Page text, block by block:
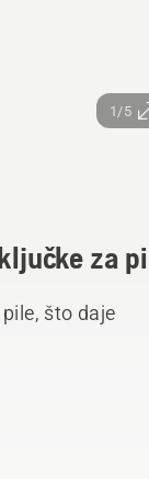
1/5
za
što daje